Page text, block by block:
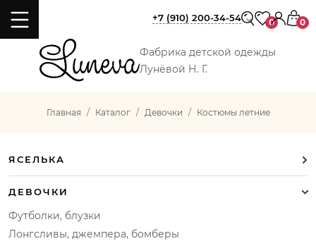
Фабрика детской одежды
Лунёвой Н. Г.
+7 (910) 200-34-54 0 0
Главная Каталог Девочки Костюмы летние
ЯСЕЛЬКА
ДЕВОЧКИ
Футболки, блузки
Лонгсливы, джемпера, бомберы